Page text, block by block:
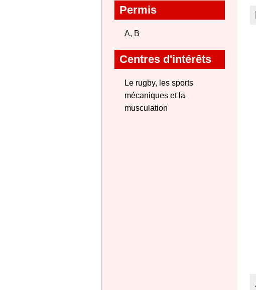
Permis
A, B
Centres d'intérêts
Le rugby, les sports
mécaniques et la
musculation